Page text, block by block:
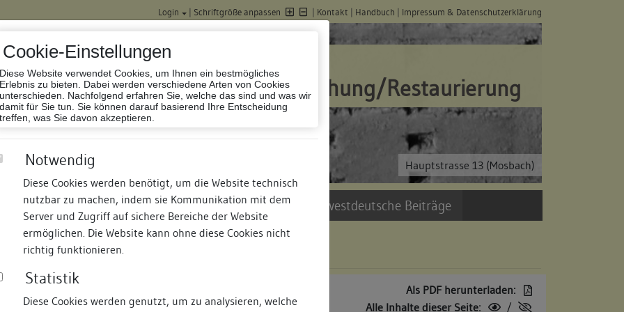
Cookie-Einstellungen
Diese Website verwendet Cookies, um Ihnen ein bestmögliches
Erlebnis zu bieten. Dabei werden verschiedene Arten von Cookies
unterschieden. Nachfolgend erfahren Sie, welche das sind und was wir
damit für Sie tun. Sie können darauf basierend Ihre Entscheidung
treffen, was Sie davon akzeptieren.
Notwendig
Diese Cookies werden benötigt, um die Website technisch
nutzbar zu machen, indem sie Kommunikation mit dem
Server und Zugriff auf sichere Bereiche der Website
ermöglichen. Die Website kann ohne diese Cookies nicht
richtig funktionieren.
Statistik
Diese Cookies werden genutzt, um zu analysieren, welche
Login | Schriftgröße anpassen | Kontakt | Handbuch | Impressum & Datenschutzerklärung
Hauptstrasse 13 (Mosbach)
Datenbank Bauforschung/Restaurierung
Termine Suche Freie Bauforscher:innen Südwestdeutsche Beiträge
Als PDF herunterladen:
Alle Inhalte dieser Seite:
/